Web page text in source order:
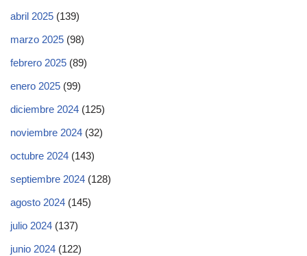
abril 2025 (139)
marzo 2025 (98)
febrero 2025 (89)
enero 2025 (99)
diciembre 2024 (125)
noviembre 2024 (32)
octubre 2024 (143)
septiembre 2024 (128)
agosto 2024 (145)
julio 2024 (137)
junio 2024 (122)